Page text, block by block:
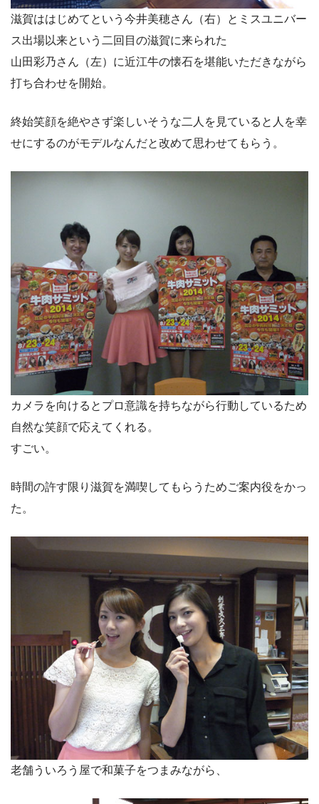
滋賀ははじめてという今井美穂さん（右）とミスユニバー
ス出場以来という二回目の滋賀に来られた
山田彩乃さん（左）に近江牛の懐石を堪能いただきながら
打ち合わせを開始。
終始笑顔を絶やさず楽しいそうな二人を見ていると人を幸
せにするのがモデルなんだと改めて思わせてもらう。
カメラを向けるとプロ意識を持ちながら行動しているため
自然な笑顔で応えてくれる。
すごい。
時間の許す限り滋賀を満喫してもらうためご案内役をかっ
た。
老舗ういろう屋で和菓子をつまみながら、